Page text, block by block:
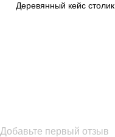
Деревянный кейс столик
Добавьте первый отзыв